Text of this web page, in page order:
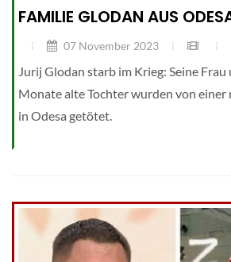
FAMILIE GLODAN AUS
07 November 2023
Jurij Glodan starb im Krieg: Seine Frau
Monate alte Tochter wurden von einer
in Odesa getötet.